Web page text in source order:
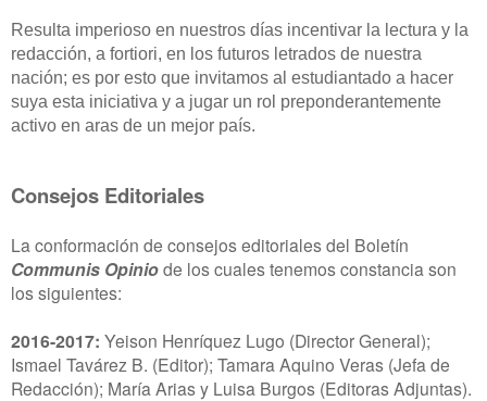
Resulta imperioso en nuestros días incentivar la lectura y la
redacción, a fortiori, en los futuros letrados de nuestra
nación; es por esto que invitamos al estudiantado a hacer
suya esta iniciativa y a jugar un rol preponderantemente
activo en aras de un mejor país.
Consejos Editoriales
La conformación de consejos editoriales del Boletín
Communis Opiniode los cuales tenemos constancia son
los siguientes:
2016-2017: Yeison Henríquez Lugo (Director General);
Ismael Tavárez B. (Editor); Tamara Aquino Veras (Jefa de
Redacción); María Arias y Luisa Burgos (Editoras Adjuntas).